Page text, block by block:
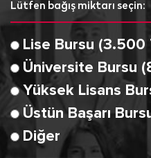
Lütfen bağış miktarı seçin:
Lise Bursu (3.500
Üniversite Bursu
Yüksek Lisans
Üstün Başarı
Diğer